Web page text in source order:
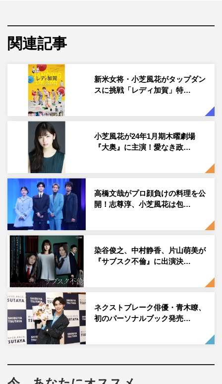
賀温泉郷のプロモーションチーム「レディー・カガ」から
着想を得て企画された本作を、「レッドシューズ」「カノ
ン」「リトル・マエストラ」など、女性たちの温かく真っ
すぐな人間ドラマに定評のある雑賀俊朗監督が映画化。
タップダンスチーム結成への挑戦を通して、同じく新米女
将である仲間と汗をかきながら、“ピンチに負けない底
力”と“真のおもてなし精神”を身につけていくヒロイン・樋
口由香を演じるのは、確かな演技力と愛らしい笑顔で映画
やドラマなどに引っ張りだこの小芝風花。
夢に破れて「何をやってもうまくいかない」とやさぐれた
り、酔いつぶれたり、勢いで突っ走ったりするヒロイン
は、共感度も抜群。真っすぐさやひたむきさなど、小芝自
身の魅力をたっぷりと注ぎ込み、誰もが応援したくなるよ
うな等身大ヒロインの成長を体現している。
関連記事
新米女将・小芝風花がタップダン
スに挑戦「レディ加賀」特…
小芝風花が24年1月期木曜劇場
『大奥』に主演！愛なき政…
高橋文哉がプロ顔負けの料理を公
開！志尊淳、小芝風花は包…
染谷俊之、中村静香、片山萌美が
『サブスク不倫』に出演決…
ネクストブレーク俳優・青木瞭、
初のパーソナルブック発売…